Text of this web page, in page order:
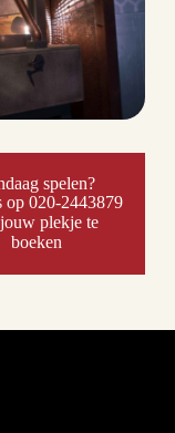
spelen?
op 020-2443879
plekje te
boeken